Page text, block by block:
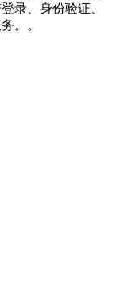
录、身份验证、
。。